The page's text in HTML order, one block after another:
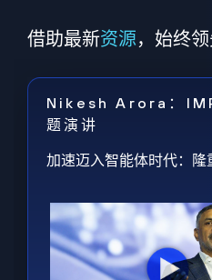
借助最新资源，始终
Nikesh Arora：
题演讲
加速迈入智能体时代：隆